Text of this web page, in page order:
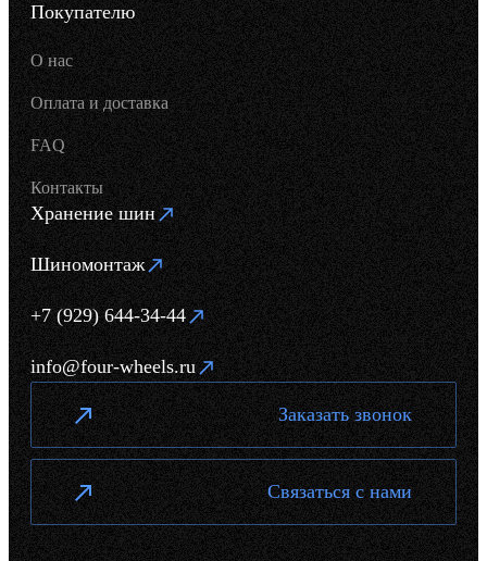
Покупателю
О нас
Оплата и доставка
FAQ
Контакты
Хранение шин
Шиномонтаж
+7 (929) 644-34-44
info@four-wheels.ru
Заказать звонок
Связаться с нами